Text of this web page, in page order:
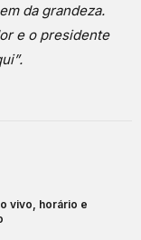
da grandeza.
e o presidente
vivo, horário e